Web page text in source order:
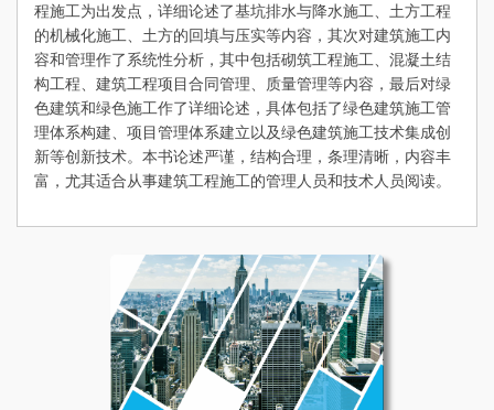
程施工为出发点，详细论述了基坑排水与降水施工、土方工程
的机械化施工、土方的回填与压实等内容，其次对建筑施工内
容和管理作了系统性分析，其中包括砌筑工程施工、混凝土结
构工程、建筑工程项目合同管理、质量管理等内容，最后对绿
色建筑和绿色施工作了详细论述，具体包括了绿色建筑施工管
理体系构建、项目管理体系建立以及绿色建筑施工技术集成创
新等创新技术。本书论述严谨，结构合理，条理清晰，内容丰
富，尤其适合从事建筑工程施工的管理人员和技术人员阅读。